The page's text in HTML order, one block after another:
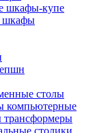
шкафы-купе
шкафы
столы
компьютерные
трансформеры
столики